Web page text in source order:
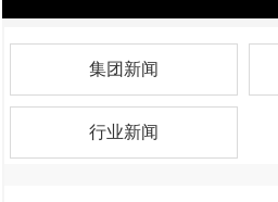
党建阵地
人力资源
联系我们
集团新闻
行业新闻